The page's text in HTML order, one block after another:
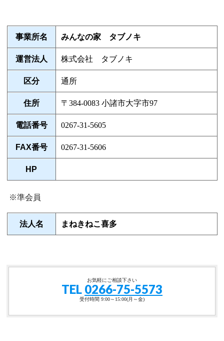
事業所名 みんなの家 タブノキ
運営法人 株式会社 タブノキ
区分 通所
住所 〒384-0083 小諸市大字市97
電話番号 0267-31-5605
FAX番号 0267-31-5606
HP
※準会員
法人名 まねきねこ喜多
お気軽にご相談下さい
TEL 0266-75-5573
受付時間 9:00～15:00(月～金)